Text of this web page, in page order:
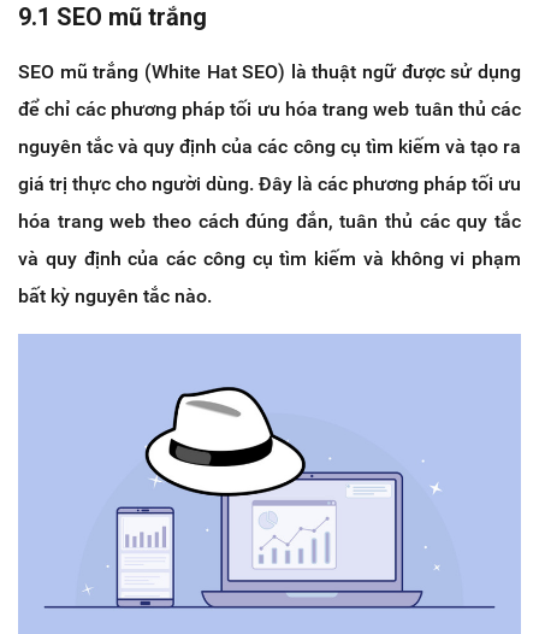
9.1 SEO mũ trắng
SEO mũ trắng (White Hat SEO) là thuật ngữ được sử dụng
để chỉ các phương pháp tối ưu hóa trang web tuân thủ các
nguyên tắc và quy định của các công cụ tìm kiếm và tạo ra
giá trị thực cho người dùng. Đây là các phương pháp tối ưu
hóa trang web theo cách đúng đắn, tuân thủ các quy tắc
và quy định của các công cụ tìm kiếm và không vi phạm
bất kỳ nguyên tắc nào.